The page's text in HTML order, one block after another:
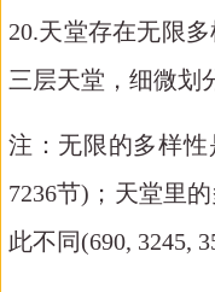
20.天堂存在无限
三层天堂，细微划
注：无限的多样
7236节)；天堂里
此不同(690, 3245,